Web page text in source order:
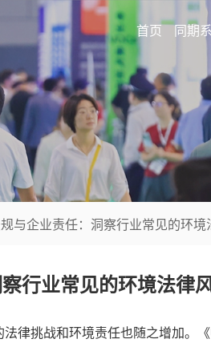
首页 同期
与企业责任：洞察行业常见的环境
行业常见的环境法律
律挑战和环境责任也随之增加